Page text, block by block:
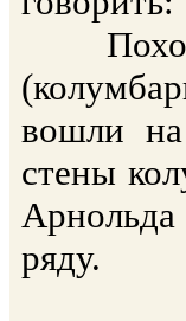
вошли
стены
ряду.